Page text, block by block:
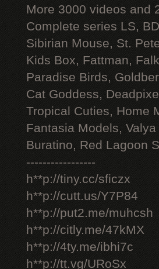
More 3000 videos and
Complete series LS,
Sibirian Mouse, St.
Kids Box, Fattman,
Paradise Birds,
Cat Goddess,
Tropical Cuties, Home
Fantasia Models,
Buratino, Red Lagoon
-----------------
h**p://tiny.cc/sficzx
h**p://cutt.us/Y7P84
h**p://put2.me/muhcsh
h**p://citly.me/47kMX
h**p://4ty.me/ibhi7c
h**p://tt.vg/URoSx